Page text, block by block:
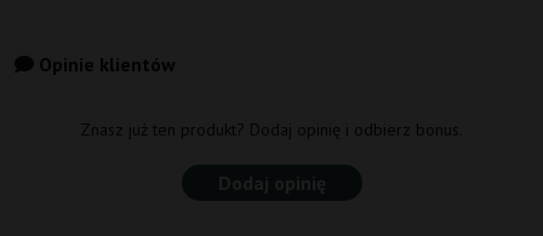
Opinie klientów
Znasz już ten produkt? Dodaj opinię i odbierz bonus.
Dodaj opinię